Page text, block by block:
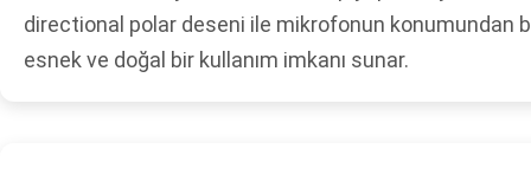
directional polar deseni ile mikrofonun konumundan
esnek ve doğal bir kullanım imkanı sunar.